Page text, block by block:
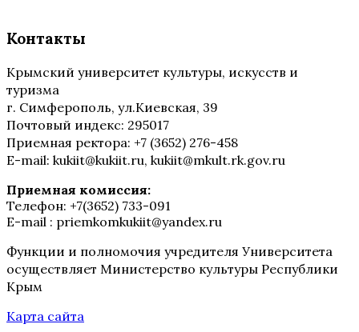
Контакты
Крымский университет культуры, искусств и
туризма
г. Симферополь, ул.Киевская, 39
Почтовый индекс: 295017
Приемная ректора: +7 (3652) 276-458
E-mail: kukiit@kukiit.ru, kukiit@mkult.rk.gov.ru
Приемная комиссия:
Телефон: +7(3652) 733-091
E-mail : priemkomkukiit@yandex.ru
Функции и полномочия учредителя Университета
осуществляет Министерство культуры Республики
Крым
Карта сайта